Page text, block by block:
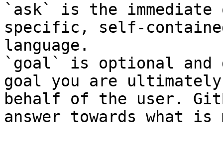
`ask` is the
specific, self-
language.
`goal` is optional and
goal you are
behalf of the user.
answer towards what